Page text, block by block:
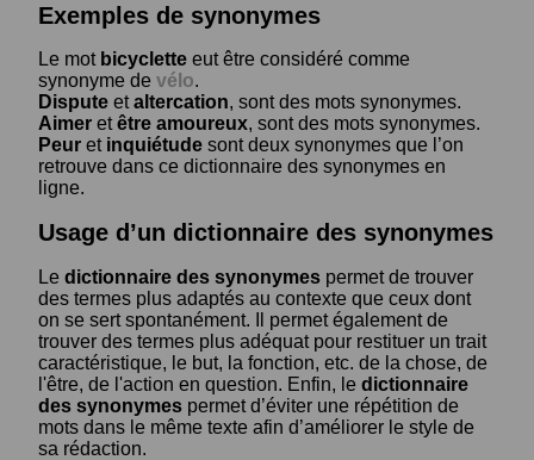
Exemples de synonymes
Le mot bicyclette eut être considéré comme
synonyme de vélo.
Dispute etaltercation, sont des mots synonymes.
Aimer etêtre amoureux, sont des mots synonymes.
Peur et inquiétude sont deux synonymes que l’on
retrouve dans ce dictionnaire des synonymes en
ligne.
Usage d’un dictionnaire des synonymes
Le dictionnaire des synonymes permet de trouver
des termes plus adaptés au contexte que ceux dont
on se sert spontanément. Il permet également de
trouver des termes plus adéquat pour restituer un trait
caractéristique, le but, la fonction, etc. de la chose, de
l'être, de l'action en question. Enfin, le dictionnaire
des synonymes permet d’éviter une répétition de
mots dans le même texte afin d’améliorer le style de
sa rédaction.